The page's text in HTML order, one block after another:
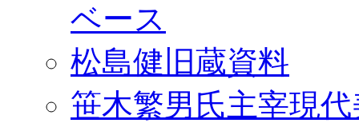
ベース
松島健旧蔵資料
笹木繁男氏主宰現